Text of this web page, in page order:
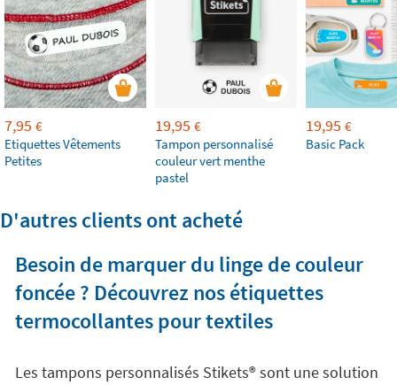
7,95 €
Etiquettes Vêtements
Petites
19,95 €
Tampon personnalisé
couleur vert menthe
pastel
19,95 €
Basic Pack
D'autres clients ont acheté
Besoin de marquer du linge de couleur
foncée ? Découvrez nos étiquettes
termocollantes pour textiles
Les tampons personnalisés Stikets®️ sont une solution